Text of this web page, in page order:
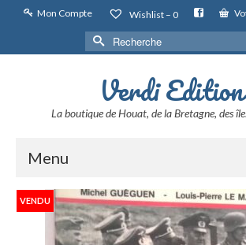
Mon Compte Wishlist – 0
Rechercher :
Verdi
La boutique de Houat, de la Bretagne, des
Menu
VENDU